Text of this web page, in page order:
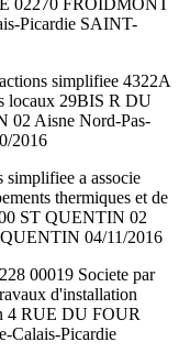
02270 FROIDMONT
Picardie SAINT-
simplifiee 4322A
locaux 29BIS R DU
Aisne Nord-Pas-
2016
a associe
thermiques et de
ST QUENTIN 02
04/11/2016
00019 Societe par
d'installation
4 RUE DU FOUR
Calais-Picardie